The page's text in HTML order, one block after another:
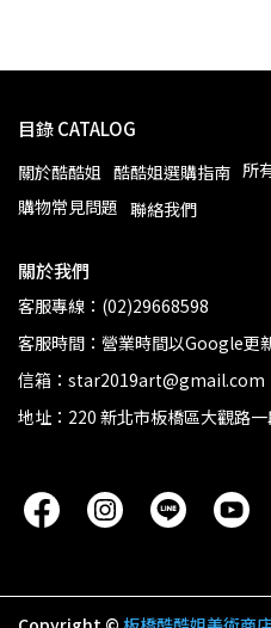
目錄 CATALOG
關於酷酷姐 酷酷姐選購指南 所
購物常見問題 聯絡我們
關於我們
客服專線：(02)29668598
客服時間：營業時間以Google更
信箱：star2019art@gmail.com
地址：220 新北市板橋區大觀路